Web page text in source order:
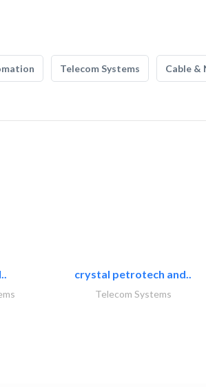
Telecom Systems Cable &
crystal petrotech and..
Telecom Systems